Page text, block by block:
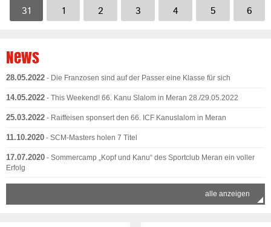
31 1 2 3 4 5 6
News
28.05.2022 - Die Franzosen sind auf der Passer eine Klasse für sich
14.05.2022 - This Weekend! 66. Kanu Slalom in Meran 28./29.05.2022
25.03.2022 - Raiffeisen sponsert den 66. ICF Kanuslalom in Meran
11.10.2020 - SCM-Masters holen 7 Titel
17.07.2020 - Sommercamp „Kopf und Kanu“ des Sportclub Meran ein voller
Erfolg
alle anzeigen